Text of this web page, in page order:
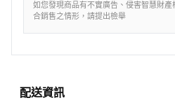
如您發現商品有不實廣告、侵害智慧財產
合銷售之情形，請提出檢舉
配送資訊